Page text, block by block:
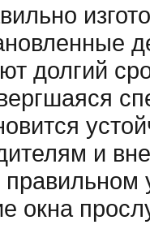
долгий
и
окна